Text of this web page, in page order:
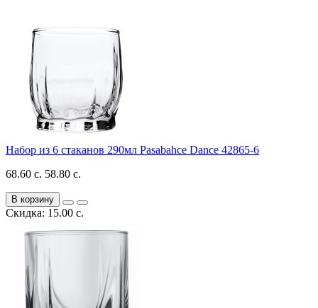
Набор из 6 стаканов 290мл Pasabahce Dance 42865-6
68.60 с. 58.80 с.
В корзину
Скидка: 15.00 с.